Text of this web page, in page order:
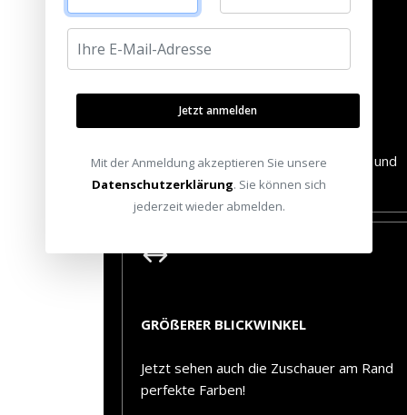
BESSERES BILD
Generation verbessert Schwarzwert und
Kontrast deutlich
GRÖßERER BLICKWINKEL
Jetzt sehen auch die Zuschauer am Rand
perfekte Farben!
Jetzt anmelden
Mit der Anmeldung akzeptieren Sie unsere
Datenschutzerklärung. Sie können sich
jederzeit wieder abmelden.